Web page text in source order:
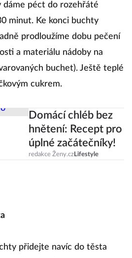
dáme péct do rozehřáté
minut. Ke konci buchty
prodloužíme dobu pečení
a materiálu nádoby na
buchet). Ještě teplé
cukrem.
Domácí chléb bez
hnětení: Recept pro
úplné začátečníky!
redakce Ženy.czLifestyle
přidejte navíc do těsta